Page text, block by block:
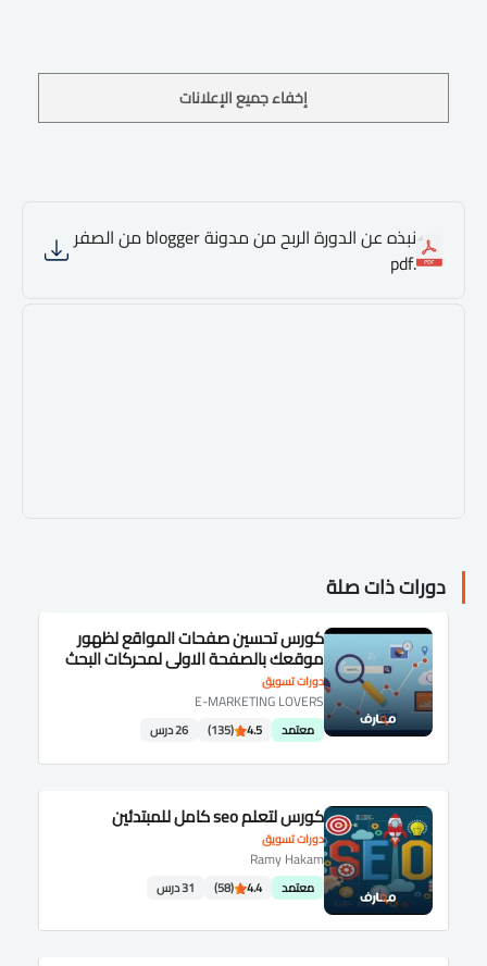
إخفاء جميع الإعلانات
نبذه عن الدورة الربح من مدونة blogger من الصفر
.pdf
دورات ذات صلة
دورات تسويق
كورس تحسين صفحات المواقع لظهور
موقعك بالصفحة الاولى لمحركات البحث
SEO شرح عربى كامل
E-MARKETING LOVERS
معتمد 4.5
(135) 26 درس
دورات تسويق
كورس لتعلم seo كامل للمبتدئين
Ramy Hakam
معتمد 4.4
(58) 31 درس